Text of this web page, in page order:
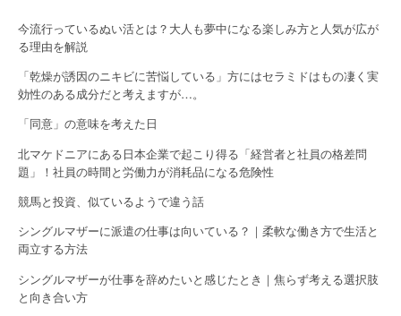
i
g
a
i
o
n
今流行っているぬい活とは？大人も夢中になる楽しみ方と人気が広が
る理由を解説
「乾燥が誘因のニキビに苦悩している」方にはセラミドはもの凄く実
効性のある成分だと考えますが…。
「同意」の意味を考えた日
北マケドニアにある日本企業で起こり得る「経営者と社員の格差問
題」！社員の時間と労働力が消耗品になる危険性
競馬と投資、似ているようで違う話
シングルマザーに派遣の仕事は向いている？｜柔軟な働き方で生活と
両立する方法
シングルマザーが仕事を辞めたいと感じたとき｜焦らず考える選択肢
と向き合い方